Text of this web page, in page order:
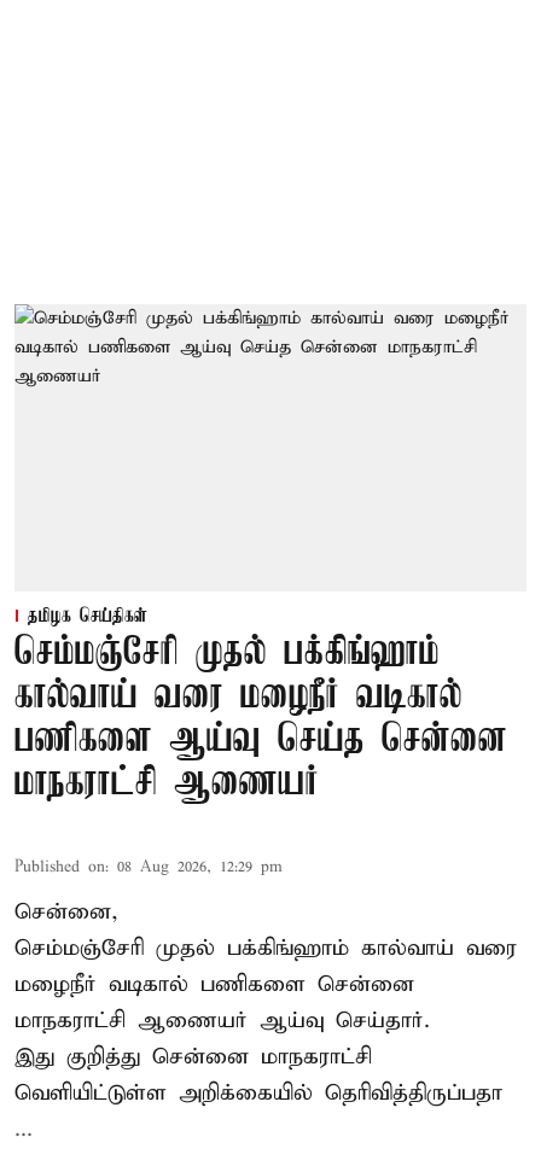
தமிழக செய்திகள்
செம்மஞ்சேரி முதல் பக்கிங்ஹாம்
கால்வாய் வரை மழைநீர் வடிகால்
பணிகளை ஆய்வு செய்த சென்னை
மாநகராட்சி ஆணையர்
Published on: 08 Aug 2026, 12:29 pm
சென்னை,
செம்மஞ்சேரி முதல் பக்கிங்ஹாம் கால்வாய் வரை
மழைநீர் வடிகால் பணிகளை சென்னை
மாநகராட்சி ஆணையர் ஆய்வு செய்தார்.
இது குறித்து சென்னை மாநகராட்சி
வெளியிட்டுள்ள அறிக்கையில் தெரிவித்திருப்பதா
...